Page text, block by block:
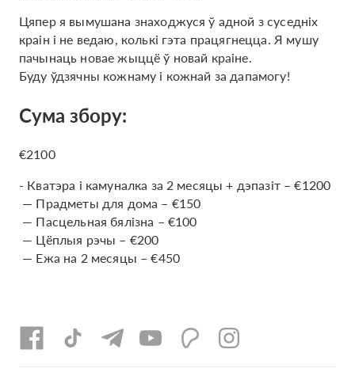
Цяпер я вымушана знаходжуся ў адной з суседніх
краін і не ведаю, колькі гэта працягнецца. Я мушу
пачынаць новае жыццё ў новай краіне.
Буду ўдзячны кожнаму і кожнай за дапамогу!
Сума збору:
€2100
- Кватэра і камуналка за 2 месяцы + дэпазіт – €1200
— Прадметы для дома – €150
— Пасцельная бялізна – €100
— Цёплыя рэчы – €200
— Ежа на 2 месяцы – €450